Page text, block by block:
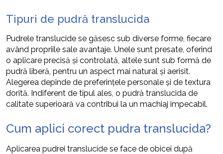
Tipuri de pudră translucida
Pudrele translucide se găsesc sub diverse forme, fiecare
având propriile sale avantaje. Unele sunt presate, oferind
o aplicare precisă și controlată, altele sunt sub formă de
pudră liberă, pentru un aspect mai natural și aerisit.
Alegerea depinde de preferințele personale și de textura
dorită. Indiferent de tipul ales, o pudră translucida de
calitate superioară va contribui la un machiaj impecabil.
Cum aplici corect pudra translucida?
Aplicarea pudrei translucide se face de obicei după